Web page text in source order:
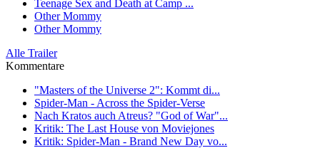
Teenage Sex and Death at Camp ...
Other Mommy
Other Mommy
Alle Trailer
Kommentare
"Masters of the Universe 2": Kommt di...
Spider-Man - Across the Spider-Verse
Nach Kratos auch Atreus? "God of War"...
Kritik: The Last House von Moviejones
Kritik: Spider-Man - Brand New Day vo...